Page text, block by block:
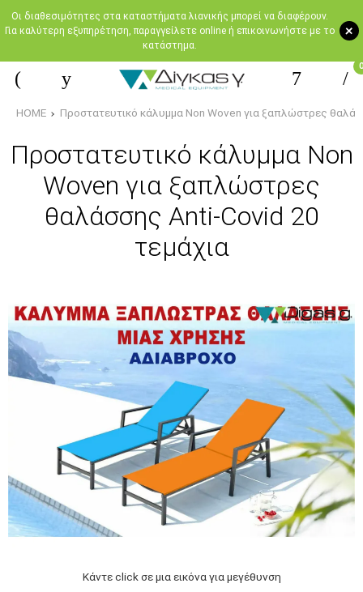
+
Oι διαθεσιμότητες στα καταστήματα λιανικής μπορεί να διαφέρουν.
Για καλύτερη εξυπηρέτηση, παραγγείλετε online ή επικοινωνήστε με το
κατάστημα.
0
HOME Προστατευτικό κάλυμμα Non Woven για ξαπλώστρες
Προστατευτικό κάλυμμα Non
Woven για ξαπλώστρες
θαλάσσης Αnti-Covid 20
τεμάχια
Κάντε click σε μια εικόνα για μεγέθυνση